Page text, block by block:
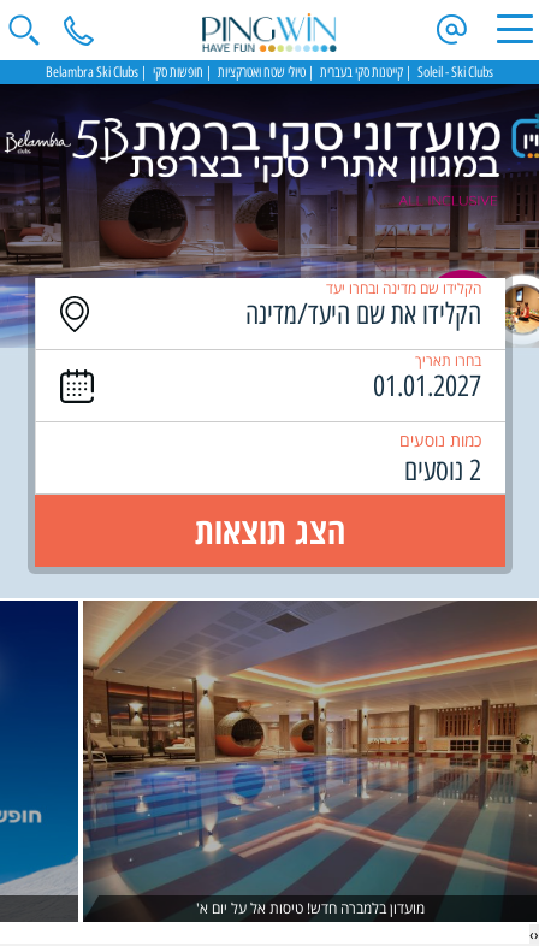
Soleil - Ski Clubs קייטנות סקי בעברית טיולי שטח ואטרקציות חופשות סקי Belambra Ski Clubs
‹
›
הקלידו שם מדינה ובחרו יעד
בחרו תאריך
כמות נוסעים
2 נוסעים
הצג תוצאות
מועדון בלמברה חדש! טיסות אל על יום א'
‹
›